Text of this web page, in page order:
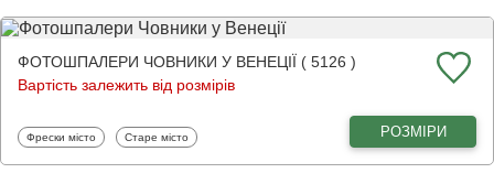
ФОТОШПАЛЕРИ ЧОВНИКИ У ВЕНЕЦІЇ ( 5126 )
Вартість залежить від розмірів
Фотошпалери
Фрески місто Фотошпалери
Старе місто РОЗМІРИ